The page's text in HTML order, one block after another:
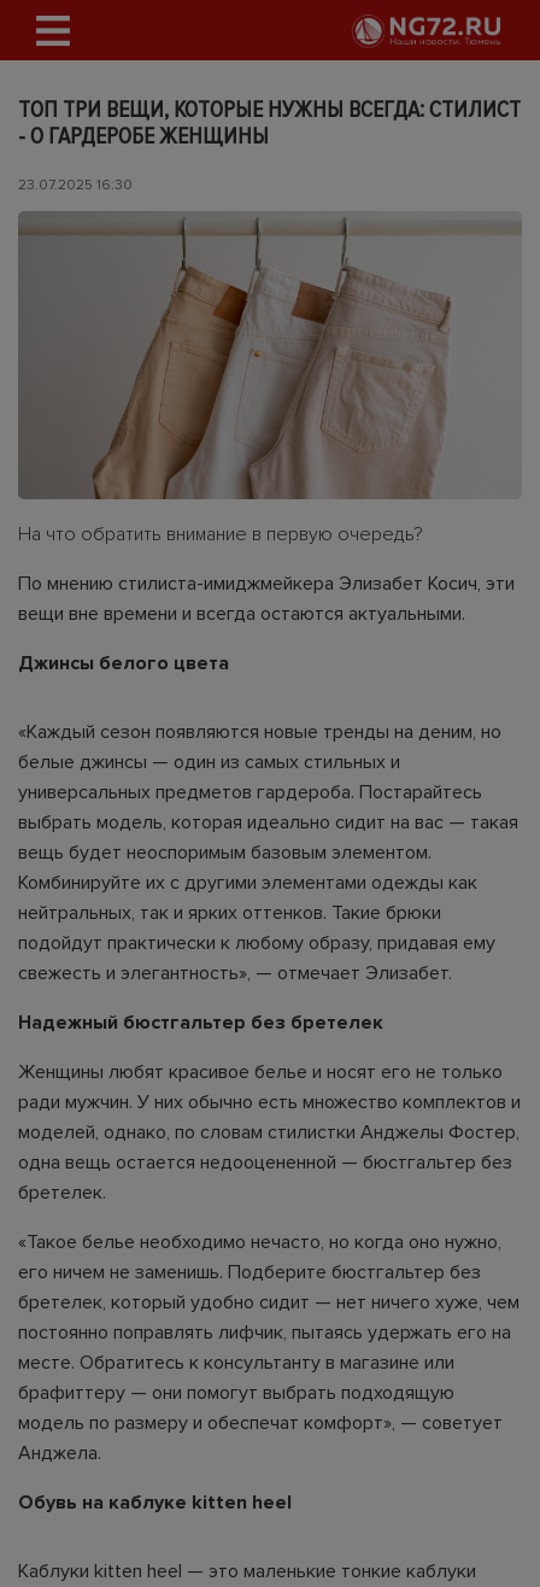
ТОП ТРИ ВЕЩИ, КОТОРЫЕ НУЖНЫ ВСЕГДА: СТИЛИСТ
- О ГАРДЕРОБЕ ЖЕНЩИНЫ
23.07.2025 16:30
На что обратить внимание в первую очередь?
По мнению стилиста-имиджмейкера Элизабет Косич, эти
вещи вне времени и всегда остаются актуальными.
Джинсы белого цвета
«Каждый сезон появляются новые тренды на деним, но
белые джинсы — один из самых стильных и
универсальных предметов гардероба. Постарайтесь
выбрать модель, которая идеально сидит на вас — такая
вещь будет неоспоримым базовым элементом.
Комбинируйте их с другими элементами одежды как
нейтральных, так и ярких оттенков. Такие брюки
подойдут практически к любому образу, придавая ему
свежесть и элегантность», — отмечает Элизабет.
Надежный бюстгальтер без бретелек
Женщины любят красивое белье и носят его не только
ради мужчин. У них обычно есть множество комплектов и
моделей, однако, по словам стилистки Анджелы Фостер,
одна вещь остается недооцененной — бюстгальтер без
бретелек.
«Такое белье необходимо нечасто, но когда оно нужно,
его ничем не заменишь. Подберите бюстгальтер без
бретелек, который удобно сидит — нет ничего хуже, чем
постоянно поправлять лифчик, пытаясь удержать его на
месте. Обратитесь к консультанту в магазине или
брафиттеру — они помогут выбрать подходящую
модель по размеру и обеспечат комфорт», — советует
Анджела.
Обувь на каблуке kitten heel
Каблуки kitten heel — это маленькие тонкие каблуки